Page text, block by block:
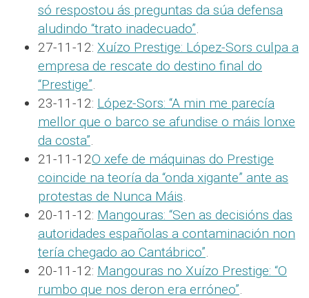
só respostou ás preguntas da súa defensa
aludindo “trato inadecuado”.
27-11-12: Xuízo Prestige: López-Sors culpa a
empresa de rescate do destino final do
“Prestige”.
23-11-12: López-Sors: “A min me parecía
mellor que o barco se afundise o máis lonxe
da costa”.
21-11-12O xefe de máquinas do Prestige
coincide na teoría da “onda xigante” ante as
protestas de Nunca Máis.
20-11-12: Mangouras: “Sen as decisións das
autoridades españolas a contaminación non
tería chegado ao Cantábrico”.
20-11-12: Mangouras no Xuízo Prestige: “O
rumbo que nos deron era erróneo”.